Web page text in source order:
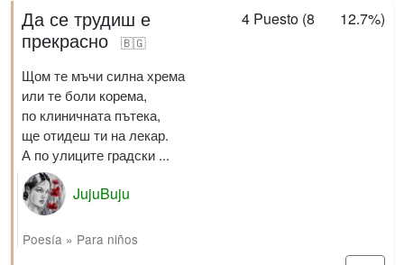
4 Puesto (8 12.7%)
Да се трудиш е
прекрасно
🇧🇬
Щом те мъчи силна хрема
или те боли корема,
по клиничната пътека,
ще отидеш ти на лекар.
А по улиците градски ...
JujuBuju
Poesía » Para niños